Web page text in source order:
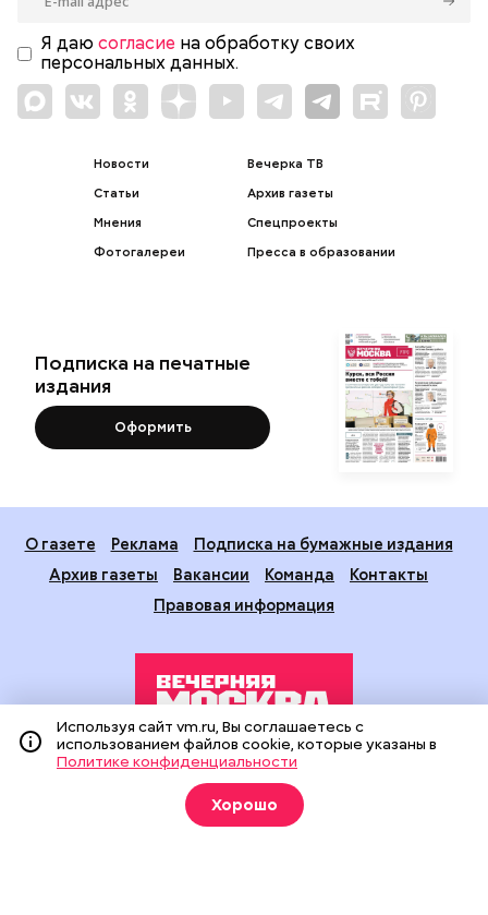
Я даю согласие на обработку своих
персональных данных.
Новости
Статьи
Мнения
Фотогалереи
Вечерка ТВ
Архив газеты
Спецпроекты
Пресса в образовании
Подписка на печатные
издания
Оформить
О газете Реклама
Подписка на бумажные издания
Архив газеты
Вакансии Команда
Контакты
Правовая информация
Издание создано при финансовой поддержке Департамента
средств массовой информации и рекламы города Москвы.
На сайте применяются рекомендательные технологии
(информационные технологии предоставления информации
Используя сайт vm.ru, Вы соглашаетесь с
использованием файлов cookie, которые указаны в
Политике конфиденциальности
Хорошо